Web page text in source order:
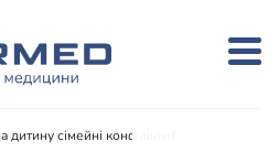
сімейні конфлікти?